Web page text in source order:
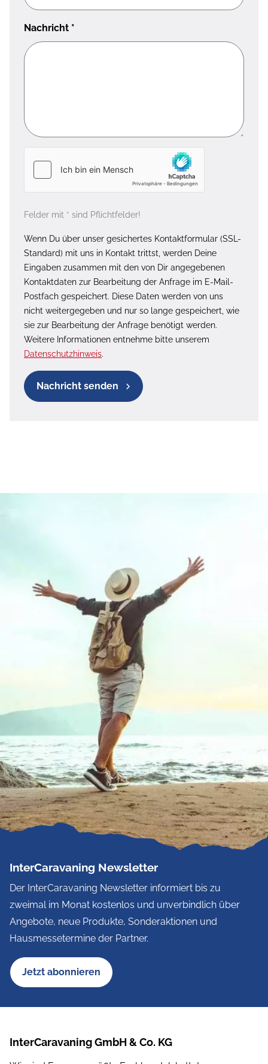
Nachricht *
Felder mit * sind Pflichtfelder!
Wenn Du über unser gesichertes Kontaktformular (SSL-
Standard) mit uns in Kontakt trittst, werden Deine
Eingaben zusammen mit den von Dir angegebenen
Kontaktdaten zur Bearbeitung der Anfrage im E-Mail-
Postfach gespeichert. Diese Daten werden von uns
nicht weitergegeben und nur so lange gespeichert, wie
sie zur Bearbeitung der Anfrage benötigt werden.
Weitere Informationen entnehme bitte unserem
Datenschutzhinweis.
Nachricht senden
InterCaravaning Newsletter
Der InterCaravaning Newsletter informiert bis zu
zweimal im Monat kostenlos und unverbindlich über
Angebote, neue Produkte, Sonderaktionen und
Hausmessetermine der Partner.
Jetzt abonnieren
InterCaravaning GmbH & Co. KG